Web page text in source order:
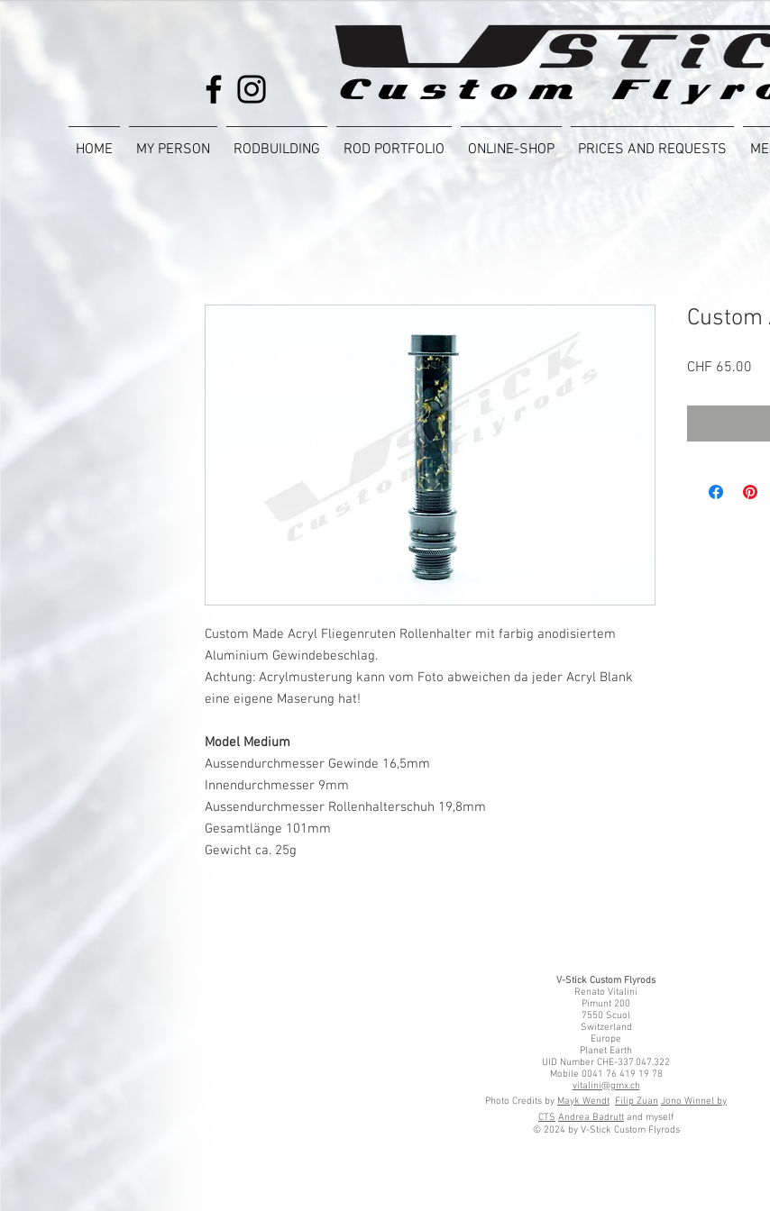
HOME MY PERSON RODBUILDING ROD PORTFOLIO ONLINE-SHOP PRICES AND REQUESTS
Custom Made Acryl Fliegenruten Rollenhalter mit farbig anodisiertem
Aluminium Gewindebeschlag.
Achtung: Acrylmusterung kann vom Foto abweichen da jeder Acryl Blank
eine eigene Maserung hat!
Model Medium
Aussendurchmesser Gewinde 16,5mm
Innendurchmesser 9mm
Aussendurchmesser Rollenhalterschuh 19,8mm
Gesamtlänge 101mm
Gewicht ca. 25g
CHF 65.00
V-Stick Custom Flyrods
Renato Vitalini
Pimunt 200
7550 Scuol
Switzerland
Europe
Planet Earth
UID Number CHE-337.047.322
Mobile 0041 76 419 19 78
vitalini@gmx.ch
Photo Credits by Mayk Wendt Filip Zuan Jono Winnel by
CTS Andrea Badrutt and myself
© 2024 by V-Stick Custom Flyrods